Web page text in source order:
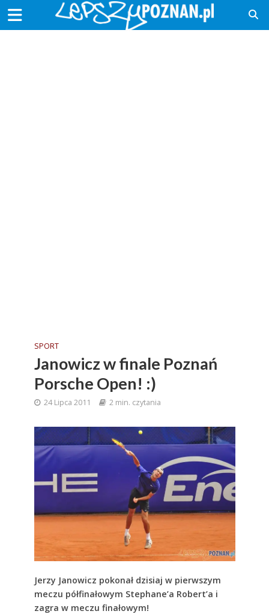
SPORT
Janowicz w finale Poznań
Porsche Open! :)
24 Lipca 2011 2 min. czytania
Jerzy Janowicz pokonał dzisiaj w pierwszym
meczu półfinałowym Stephane’a Robert’a i
zagra w meczu finałowym!